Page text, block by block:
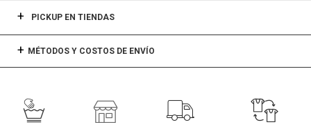
PICKUP EN TIENDAS
MÉTODOS Y COSTOS DE ENVÍO